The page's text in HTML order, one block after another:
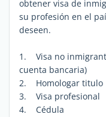
obtener visa de
su profesión en el
deseen.
1. Visa no
cuenta bancaria)
2. Homologar titulo
3. Visa profesional
4. Cédula